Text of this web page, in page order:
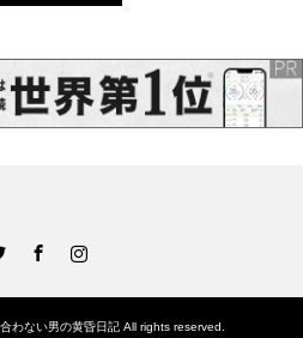
わない男の黄昏日記 All rights reserved.